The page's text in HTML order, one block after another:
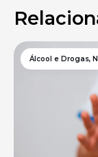
Álcool e Drogas,